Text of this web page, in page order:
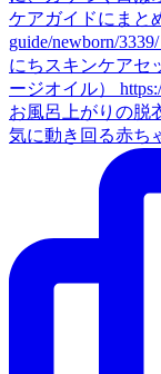
お風呂上がりの脱
気に動き回る赤ち